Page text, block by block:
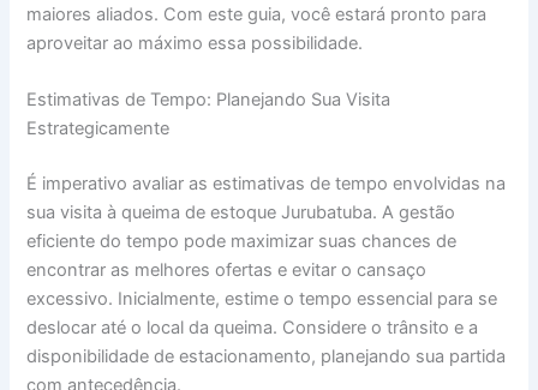
maiores aliados. Com este guia, você estará pronto para
aproveitar ao máximo essa possibilidade.
Estimativas de Tempo: Planejando Sua Visita
Estrategicamente
É imperativo avaliar as estimativas de tempo envolvidas na
sua visita à queima de estoque Jurubatuba. A gestão
eficiente do tempo pode maximizar suas chances de
encontrar as melhores ofertas e evitar o cansaço
excessivo. Inicialmente, estime o tempo essencial para se
deslocar até o local da queima. Considere o trânsito e a
disponibilidade de estacionamento, planejando sua partida
com antecedência.